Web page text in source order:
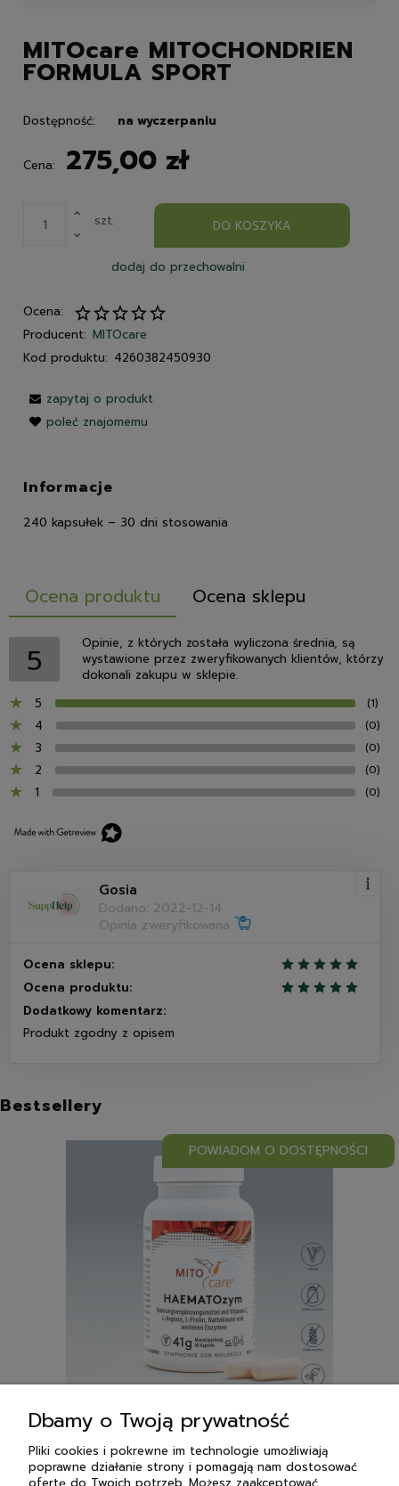
MITOcare MITOCHONDRIEN
FORMULA SPORT
Dostępność: na wyczerpaniu
Cena: 275,00 zł
szt. DO KOSZYKA
dodaj do przechowalni
Ocena:
Producent: MITOcare
Kod produktu: 4260382450930
zapytaj o produkt
poleć znajomemu
Informacje
240 kapsułek – 30 dni stosowania
Ocena produktu Ocena sklepu
5
Opinie, z których została wyliczona średnia, są
wystawione przez zweryfikowanych klientów, którzy
dokonali zakupu w sklepie.
5
(1)
4 (0)
3 (0)
2 (0)
1 (0)
Gosia
Dodano: 2022-12-14
Opinia zweryfikowana
Ocena sklepu:
Ocena produktu:
Dodatkowy komentarz:
Produkt zgodny z opisem
Bestsellery
MITOcare HAEMATOzym
POWIADOM O DOSTĘPNOŚCI
Dbamy o Twoją prywatność
Pliki cookies i pokrewne im technologie umożliwiają
poprawne działanie strony i pomagają nam dostosować